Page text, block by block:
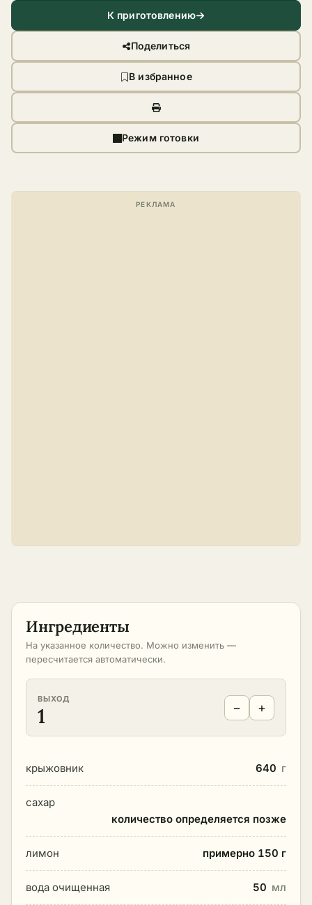
К приготовлению
Поделиться
В избранное
Режим готовки
Ингредиенты
На указанное количество. Можно изменить —
пересчитается автоматически.
ВЫХОД
1 − +
крыжовник 640 г
сахар
количество определяется позже
лимон примерно 150 г
вода очищенная 50 мл